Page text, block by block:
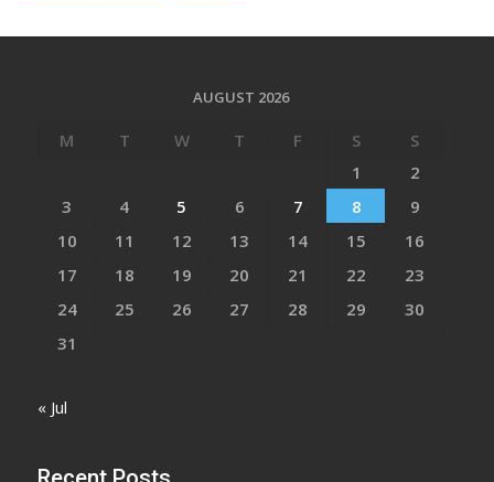
AUGUST 2026
M T W T F S
S
1
2
3
4 5 6 7 8
9
10
11 12 13 14 15
16
17
18 19 20 21 22
23
24
25 26 27 28 29
30
31
« Jul